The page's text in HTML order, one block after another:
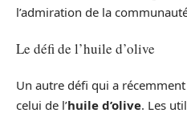
l’admiration de la
Le défi de l’huile d’olive
Un autre défi qui a
celui de l’huile d’olive. Les